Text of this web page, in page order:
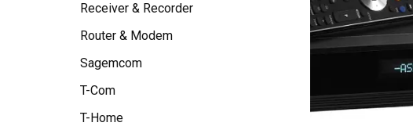
Receiver & Recorder
Router & Modem
Sagemcom
T-Com
T-Home